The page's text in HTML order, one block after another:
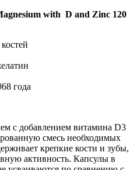
with D and Zinc 120
года
с добавлением витамина D3
смесь необходимых
крепкие кости и зубы,
активность. Капсулы в